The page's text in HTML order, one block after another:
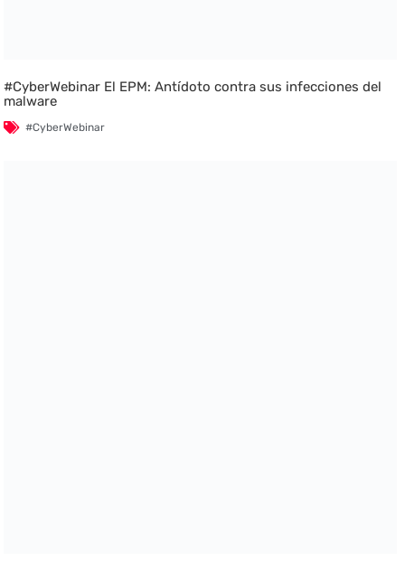
#CyberWebinar El EPM: Antídoto contra sus infecciones del
malware
#CyberWebinar